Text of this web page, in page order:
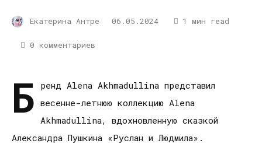
Екатерина Антре 06.05.2024 1 мин read
0 комментариев
Б ренд Alena Akhmadullina представил
весенне-летнюю коллекцию Alena
Akhmadullina, вдохновленную сказкой
Александра Пушкина «Руслан и Людмила».